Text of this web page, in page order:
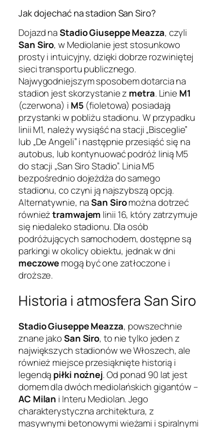
Jak dojechać na stadion San Siro?
Dojazd naStadio Giuseppe Meazza, czyli
San Siro, w Mediolanie jest stosunkowo
prosty i intuicyjny, dzięki dobrze rozwiniętej
sieci transportu publicznego.
Najwygodniejszym sposobem dotarcia na
stadion jest skorzystanie z metra. Linie M1
(czerwona) i M5 (fioletowa) posiadają
przystanki w pobliżu stadionu. W przypadku
linii M1, należy wysiąść na stacji „Bisceglie”
lub „De Angeli” i następnie przesiąść się na
autobus, lub kontynuować podróż linią M5
do stacji „San Siro Stadio”. Linia M5
bezpośrednio dojeżdża do samego
stadionu, co czyni ją najszybszą opcją.
Alternatywnie, naSan Siromożna dotrzeć
równieżtramwajem linii 16, który zatrzymuje
się niedaleko stadionu. Dla osób
podróżujących samochodem, dostępne są
parkingi w okolicy obiektu, jednak w dni
meczowemogą być one zatłoczone i
droższe.
Historia i atmosfera San Siro
Stadio Giuseppe Meazza, powszechnie
znane jakoSan Siro, to nie tylko jeden z
największych stadionów we Włoszech, ale
również miejsce przesiąknięte historią i
legendą piłki nożnej. Od ponad 90 lat jest
domem dla dwóch mediolańskich gigantów –
AC Milan i Interu Mediolan. Jego
charakterystyczna architektura, z
masywnymi betonowymi wieżami i spiralnymi